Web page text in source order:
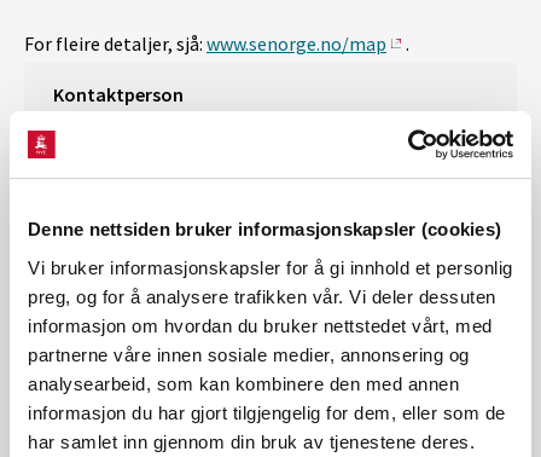
Denne nettsiden bruker informasjonskapsler (cookies)
Vi bruker informasjonskapsler for å gi innhold et personlig
preg, og for å analysere trafikken vår. Vi deler dessuten
informasjon om hvordan du bruker nettstedet vårt, med
partnerne våre innen sosiale medier, annonsering og
analysearbeid, som kan kombinere den med annen
informasjon du har gjort tilgjengelig for dem, eller som de
har samlet inn gjennom din bruk av tjenestene deres.
For fleire detaljer, sjå: www.senorge.no/map .
Kontaktperson
Epost:kyfj@nve.no
Arkiv for eldre kraftsituasjonsrapporter
Se også kvartalsrapport for kraftmarkedet